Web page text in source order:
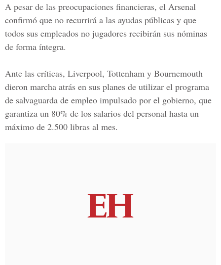
A pesar de las preocupaciones financieras, el Arsenal
confirmó que no recurrirá a las ayudas públicas y que
todos sus empleados no jugadores recibirán sus nóminas
de forma íntegra.
Ante las críticas, Liverpool, Tottenham y Bournemouth
dieron marcha atrás en sus planes de utilizar el programa
de salvaguarda de empleo impulsado por el gobierno, que
garantiza un 80% de los salarios del personal hasta un
máximo de 2.500 libras al mes.